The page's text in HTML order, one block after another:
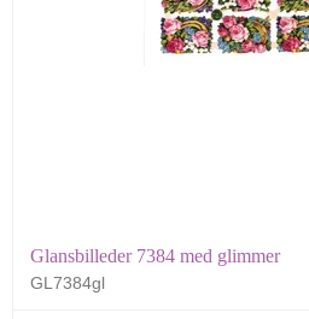
Glansbilleder 7384 med glimmer
GL7384gl